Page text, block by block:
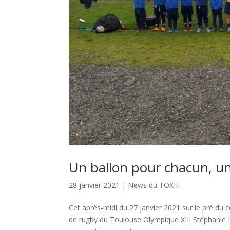
Un ballon pour chacun,
28 janvier 2021 | News du TOXIII
Cet après-midi du 27 janvier 2021 sur le pré du
de rugby du Toulouse Olympique XIII